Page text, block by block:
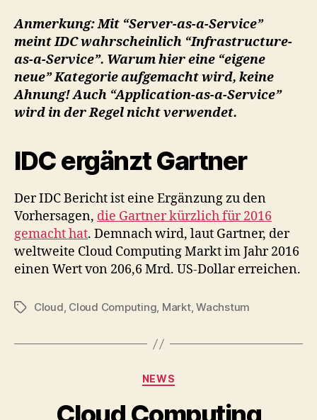
Anmerkung: Mit “Server-as-a-Service”
meint IDC wahrscheinlich “Infrastructure-
as-a-Service”. Warum hier eine “eigene
neue” Kategorie aufgemacht wird, keine
Ahnung! Auch “Application-as-a-Service”
wird in der Regel nicht verwendet.
IDC ergänzt Gartner
Der IDC Bericht ist eine Ergänzung zu den
Vorhersagen, die Gartner kürzlich für 2016
gemacht hat. Demnach wird, laut Gartner, der
weltweite Cloud Computing Markt im Jahr 2016
einen Wert von 206,6 Mrd. US-Dollar erreichen.
TagsCloud, Cloud Computing, Markt,Wachstum
Categories
NEWS